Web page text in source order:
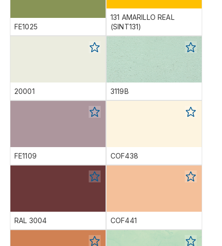
FE1025
131 AMARILLO REAL
(SINT131)
20001 3119B
FE1109 COF438
RAL 3004 COF441